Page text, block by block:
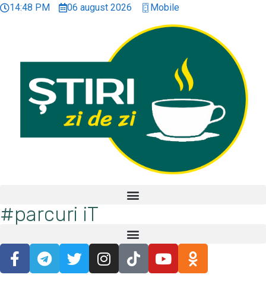
14:48 PM 06 august 2026 Mobile
#parcuri iT